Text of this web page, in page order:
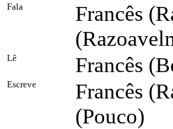
Fala
Francês
Lê Francês
Escreve
Francês
(Pouco)